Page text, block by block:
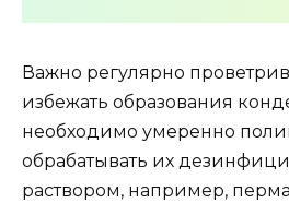
Важно регулярно
избежать образования
необходимо умеренно
обрабатывать их
раствором, например,